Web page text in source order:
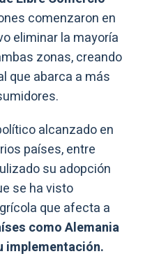
comenzaron en
eliminar la mayoría
zonas, creando
que abarca a más
alcanzado en
países, entre
su adopción
se ha visto
que afecta a
como Alemania
implementación.